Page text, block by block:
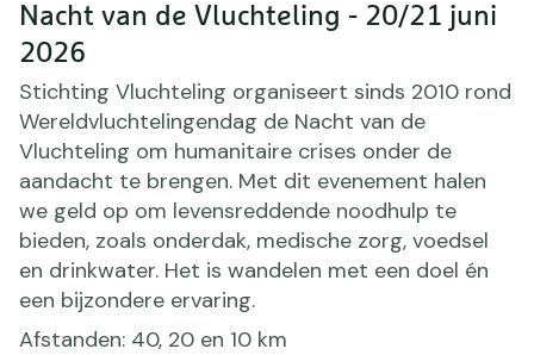
Nacht van de Vluchteling - 20/21 juni
2026
Stichting Vluchteling organiseert sinds 2010 rond
Wereldvluchtelingendag de Nacht van de
Vluchteling om humanitaire crises onder de
aandacht te brengen. Met dit evenement halen
we geld op om levensreddende noodhulp te
bieden, zoals onderdak, medische zorg, voedsel
en drinkwater. Het is wandelen met een doel én
een bijzondere ervaring.
Afstanden: 40, 20 en 10 km